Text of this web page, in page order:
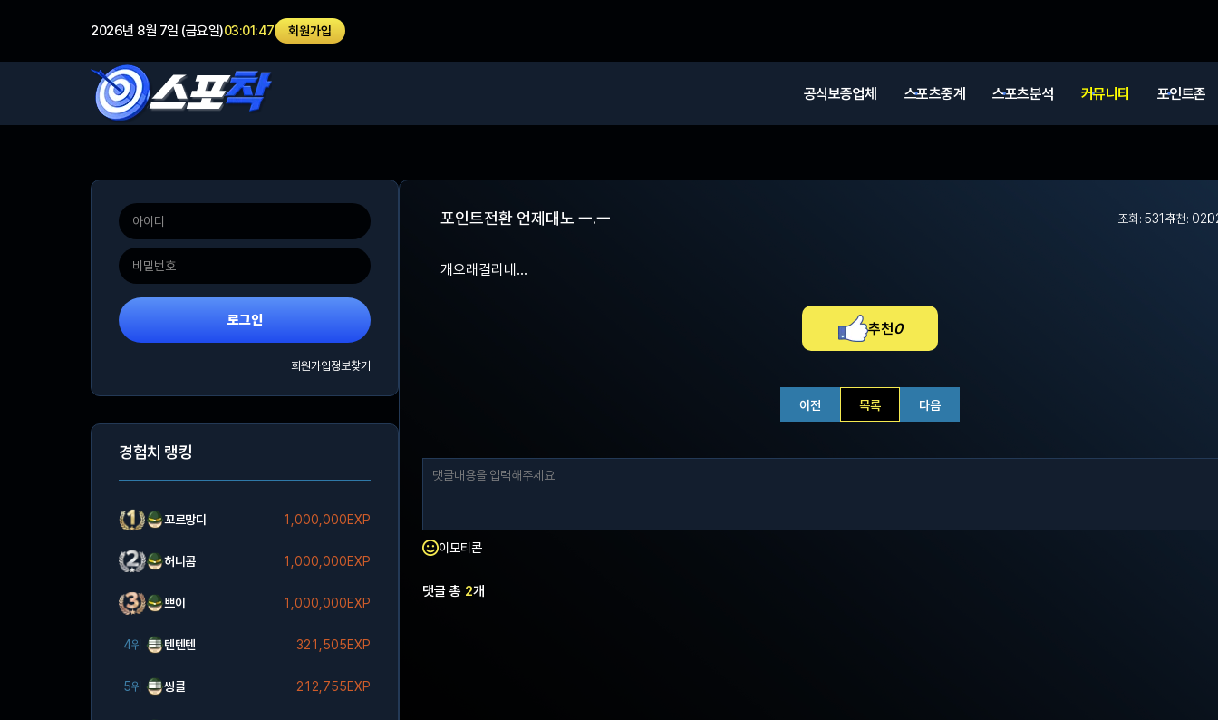
2026년 8월 7일 (금요일)03:01:47 회원가입
공식보증업체 스포츠중계 스포츠분석 커뮤니티 포인트존
로그인
회원가입정보찾기
경험치 랭킹
꼬르망디 1,000,000EXP
허니콤 1,000,000EXP
쁘이 1,000,000EXP
4위 텐텐텐 321,505EXP
5위 씽클 212,755EXP
포인트전환 언제대노 ㅡ.ㅡ 조회: 531 추천: 0
개오래걸리네...
추천0
이전 목록 다음
이모티콘
댓글 총 2개